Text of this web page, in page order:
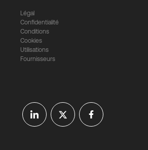
Légal
Confidentialité
Conditions
Cookies
Utilisations
Fournisseurs